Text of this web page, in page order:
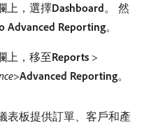
上，選擇​Dashboard。 然
Advanced Reporting。
上，移至​Reports >
>Advanced Reporting。
表板提供訂單、客戶和產